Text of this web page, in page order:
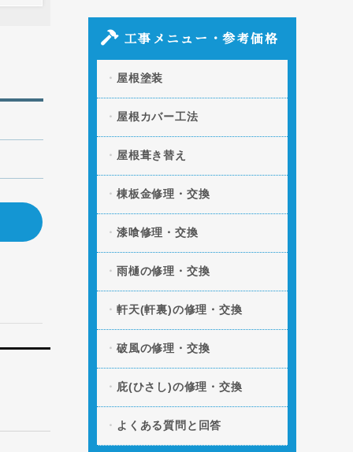
2026.05.09
「瓦屋根のズレ・割れの
原因と部分修理の方法」の記事を追加し
ました。
2026.04.06
欠けを放置するとどうなる？修理方法と
費用」の記事を追加しました。
2026.03.11
「凍害による屋根への被
害とは？起きやすい条件や予防策」の記
事を追加しました。
2026.01.20
「屋根の断熱・遮熱性を
向上させる方法とは？」の記事を追加し
ました。
2025.12.09
「屋根の色褪せの原因と
は？美観と機能性を守る塗装タイミン
グ」の記事を追加しました。
工事メニュー・参考価格
屋根塗装
屋根カバー工法
屋根葺き替え
棟板金修理・交換
漆喰修理・交換
雨樋の修理・交換
軒天(軒裏)の修理・交換
破風の修理・交換
庇(ひさし)の修理・交換
よくある質問と回答